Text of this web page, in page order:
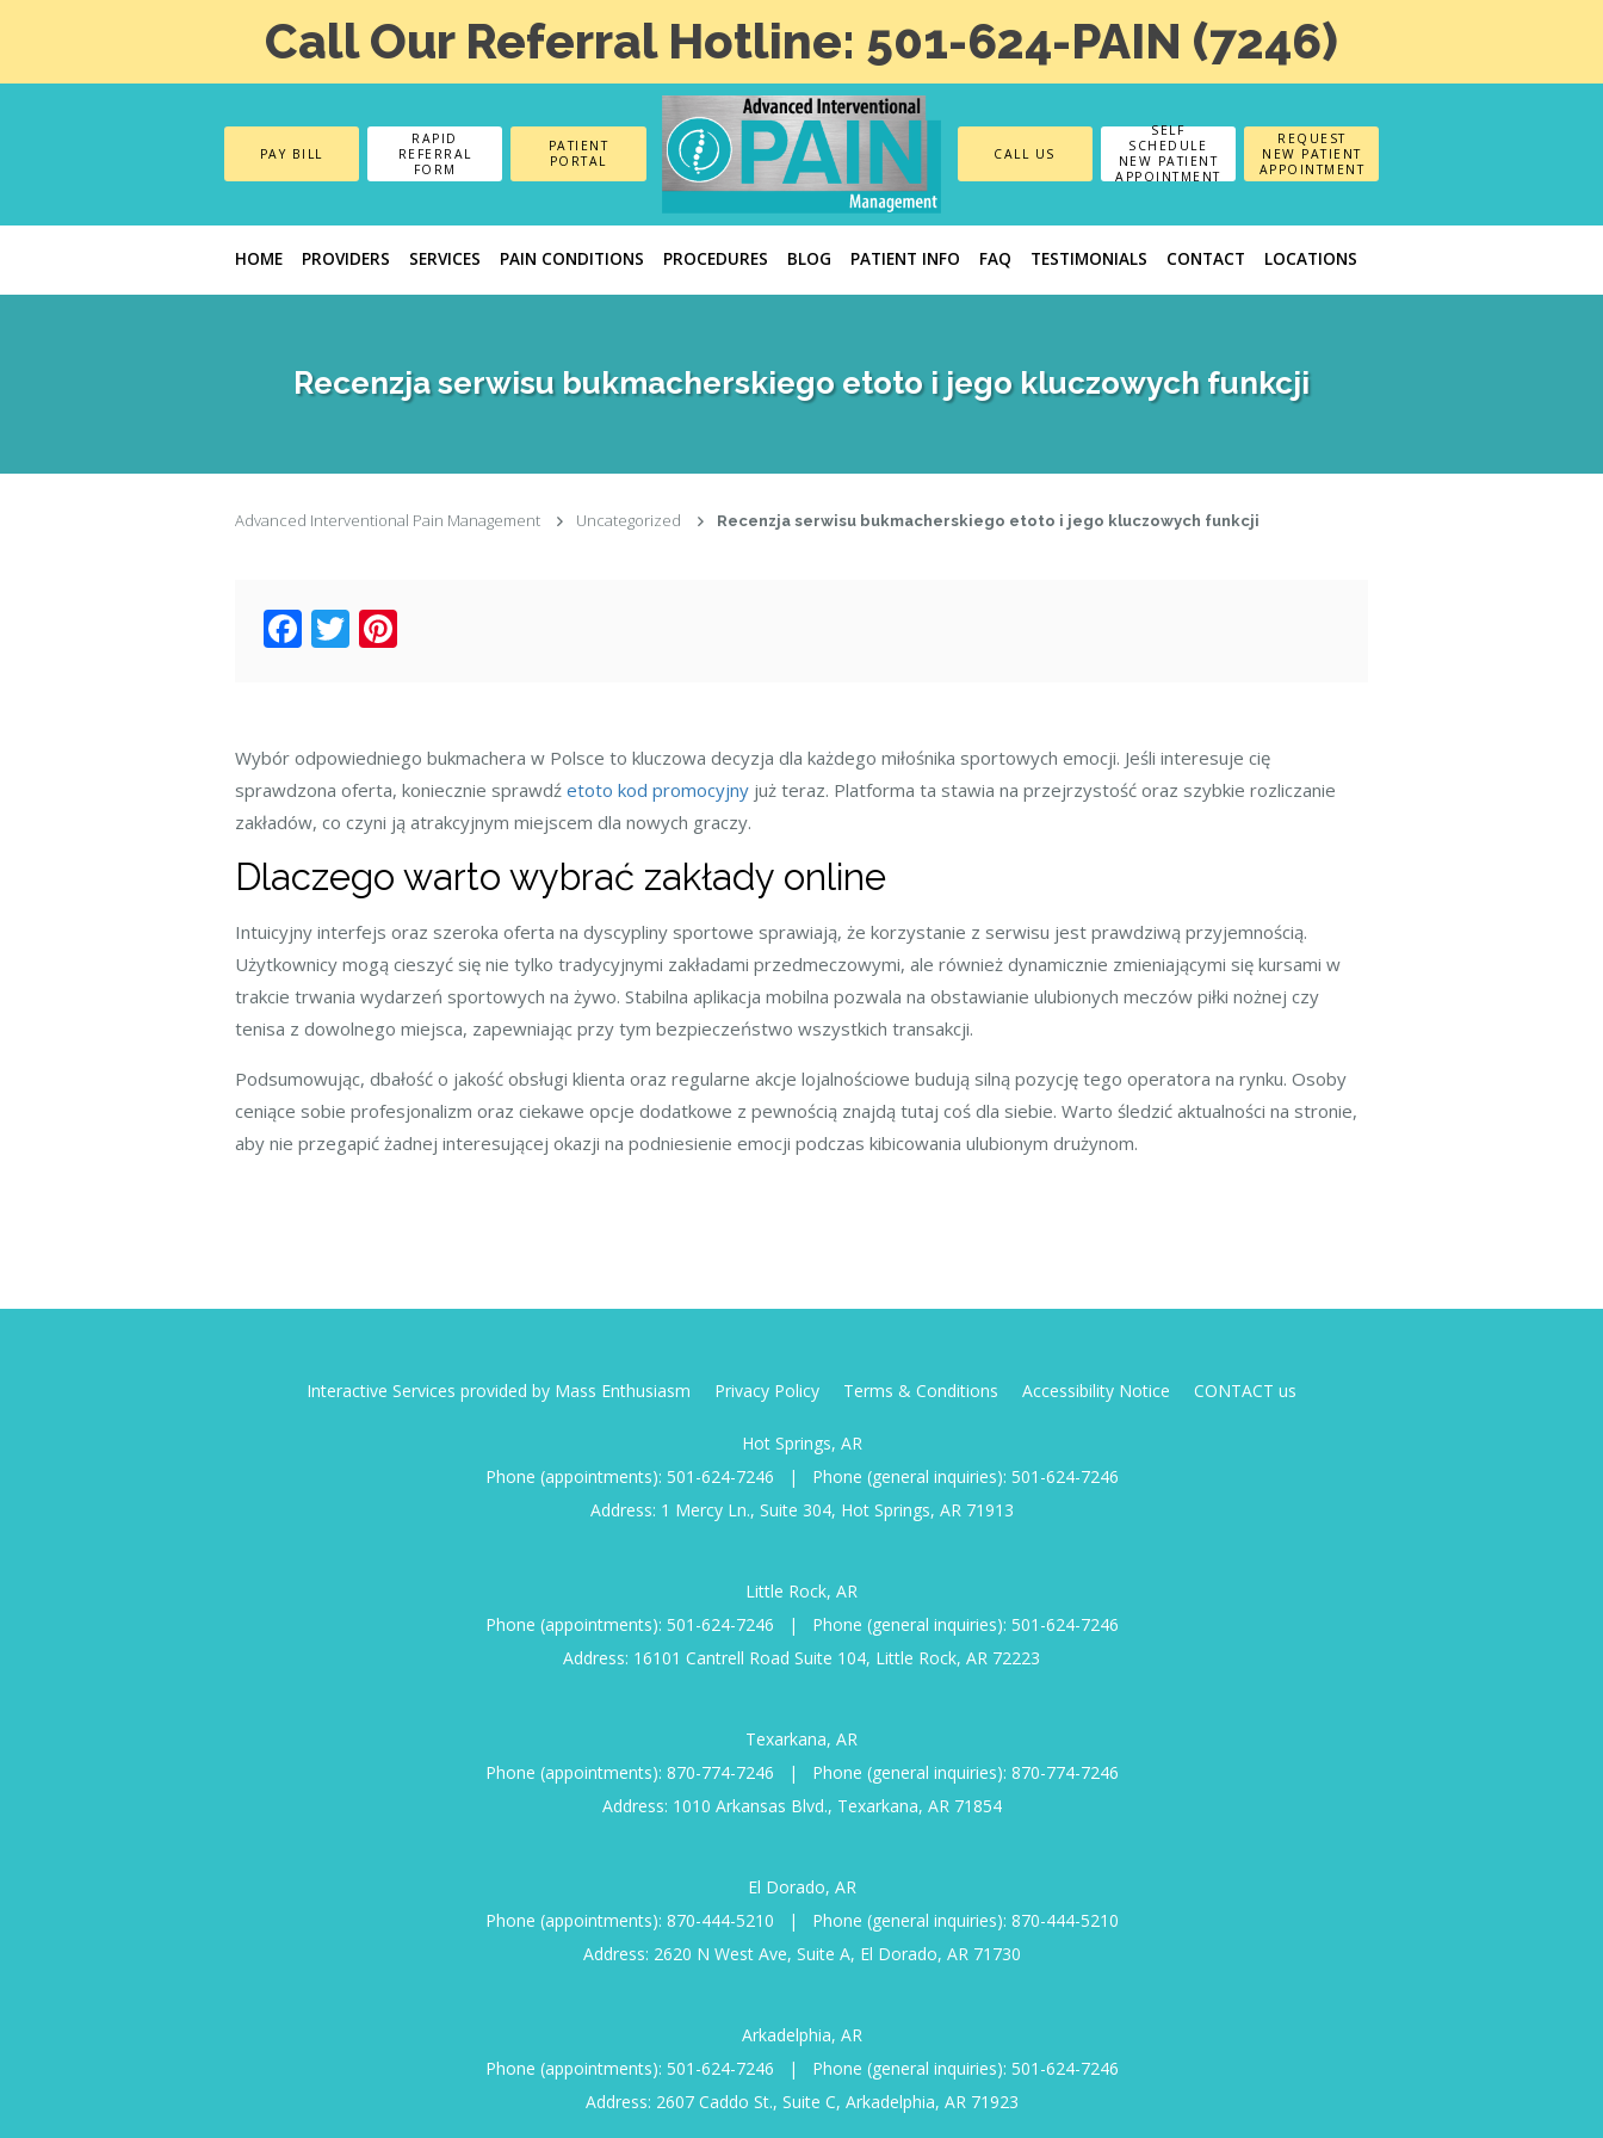
Call Our Referral Hotline: 501-624-PAIN (7246)
PAY BILL
RAPID
REFERRAL
FORM
PATIENT
PORTAL
CALL US
SELF
SCHEDULE
NEW PATIENT
APPOINTMENT
REQUEST
NEW PATIENT
APPOINTMENT
HOME PROVIDERS SERVICES PAIN CONDITIONS PROCEDURES BLOG PATIENT INFO FAQ TESTIMONIALS CONTACT LOCATIONS
Recenzja serwisu bukmacherskiego etoto i jego kluczowych funkcji
Advanced Interventional Pain Management Uncategorized Recenzja serwisu bukmacherskiego etoto i jego kluczowych funkcji
Facebook
Twitter
Wybór odpowiedniego bukmachera w Polsce to kluczowa decyzja dla każdego miłośnika sportowych emocji. Jeśli interesuje cię
sprawdzona oferta, koniecznie sprawdź etoto kod promocyjny już teraz. Platforma ta stawia na przejrzystość oraz szybkie rozliczanie
zakładów, co czyni ją atrakcyjnym miejscem dla nowych graczy.
Dlaczego warto wybrać zakłady online
Intuicyjny interfejs oraz szeroka oferta na dyscypliny sportowe sprawiają, że korzystanie z serwisu jest prawdziwą przyjemnością.
Użytkownicy mogą cieszyć się nie tylko tradycyjnymi zakładami przedmeczowymi, ale również dynamicznie zmieniającymi się kursami w
trakcie trwania wydarzeń sportowych na żywo. Stabilna aplikacja mobilna pozwala na obstawianie ulubionych meczów piłki nożnej czy
tenisa z dowolnego miejsca, zapewniając przy tym bezpieczeństwo wszystkich transakcji.
Podsumowując, dbałość o jakość obsługi klienta oraz regularne akcje lojalnościowe budują silną pozycję tego operatora na rynku. Osoby
ceniące sobie profesjonalizm oraz ciekawe opcje dodatkowe z pewnością znajdą tutaj coś dla siebie. Warto śledzić aktualności na stronie,
aby nie przegapić żadnej interesującej okazji na podniesienie emocji podczas kibicowania ulubionym drużynom.
Interactive Services provided by Mass Enthusiasm Privacy Policy Terms & Conditions Accessibility Notice CONTACT us
Hot Springs, AR
Phone (appointments): 501-624-7246 | Phone (general inquiries): 501-624-7246
Address: 1 Mercy Ln., Suite 304, Hot Springs, AR 71913
Little Rock, AR
Phone (appointments): 501-624-7246 | Phone (general inquiries): 501-624-7246
Address: 16101 Cantrell Road Suite 104, Little Rock, AR 72223
Texarkana, AR
Phone (appointments): 870-774-7246 | Phone (general inquiries): 870-774-7246
Address: 1010 Arkansas Blvd., Texarkana, AR 71854
El Dorado, AR
Phone (appointments): 870-444-5210 | Phone (general inquiries): 870-444-5210
Address: 2620 N West Ave, Suite A, El Dorado, AR 71730
Arkadelphia, AR
Phone (appointments): 501-624-7246 | Phone (general inquiries): 501-624-7246
Address: 2607 Caddo St., Suite C, Arkadelphia, AR 71923